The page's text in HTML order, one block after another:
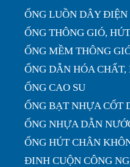
ỐNG LUỒN DÂY ĐIỆN
ỐNG THÔNG GIÓ,
ỐNG MỀM THÔNG
ỐNG DẪN HÓA
ỐNG CAO SU
ỐNG BẠT NHỰA CỐT
ỐNG NHỰA DẪN
ỐNG HÚT CHÂN
ĐINH CUỘN CÔNG